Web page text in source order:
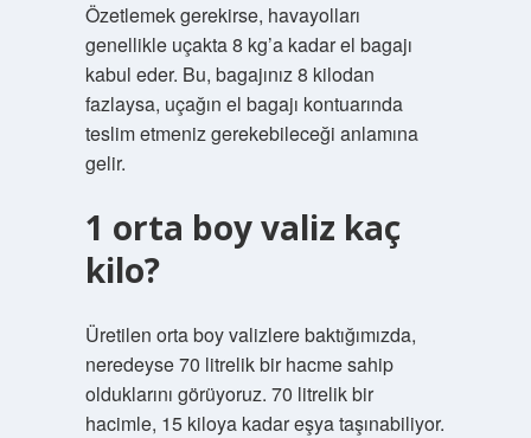
Özetlemek gerekirse, havayolları
genellikle uçakta 8 kg’a kadar el bagajı
kabul eder. Bu, bagajınız 8 kilodan
fazlaysa, uçağın el bagajı kontuarında
teslim etmeniz gerekebileceği anlamına
gelir.
1 orta boy valiz kaç
kilo?
Üretilen orta boy valizlere baktığımızda,
neredeyse 70 litrelik bir hacme sahip
olduklarını görüyoruz. 70 litrelik bir
hacimle, 15 kiloya kadar eşya taşınabiliyor.